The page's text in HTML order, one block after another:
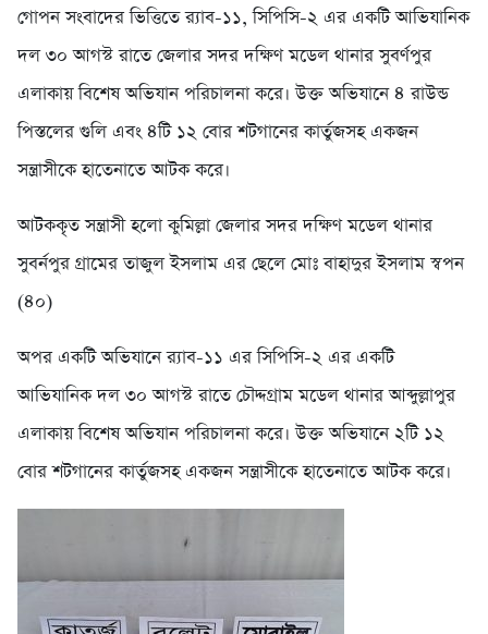
গোপন সংবাদের ভিত্তিতে র‌্যাব-১১, সিপিসি-২ এর একটি আভিযানিক
দল ৩০ আগস্ট রাতে জেলার সদর দক্ষিণ মডেল থানার সুবর্ণপুর
এলাকায় বিশেষ অভিযান পরিচালনা করে। উক্ত অভিযানে ৪ রাউন্ড
পিস্তলের গুলি এবং ৪টি ১২ বোর শটগানের কার্তুজসহ একজন
সন্ত্রাসীকে হাতেনাতে আটক করে।
আটককৃত সন্ত্রাসী হলো কুমিল্লা জেলার সদর দক্ষিণ মডেল থানার
সুবর্নপুর গ্রামের তাজুল ইসলাম এর ছেলে মোঃ বাহাদুর ইসলাম স্বপন
(৪০)
অপর একটি অভিযানে র‌্যাব-১১ এর সিপিসি-২ এর একটি
আভিযানিক দল ৩০ আগস্ট রাতে চৌদ্দগ্রাম মডেল থানার আব্দুল্লাপুর
এলাকায় বিশেষ অভিযান পরিচালনা করে। উক্ত অভিযানে ২টি ১২
বোর শটগানের কার্তুজসহ একজন সন্ত্রাসীকে হাতেনাতে আটক করে।